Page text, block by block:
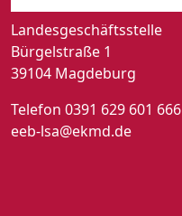
Landesgeschäftsstelle
Bürgelstraße 1
39104 Magdeburg
Telefon 0391 629 601 666
eeb-lsa@ekmd.de